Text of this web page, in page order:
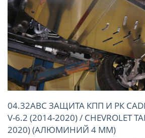
04.32ABC ЗАЩИТА КПП И РК
V-6.2 (2014-2020) / CHEVROLET
2020) (АЛЮМИНИЙ 4 ММ)